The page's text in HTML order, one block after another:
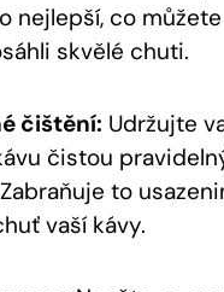
nejlepší, co
skvělé chuti.
čištění: Udržujte
čistou
to
vaší kávy.